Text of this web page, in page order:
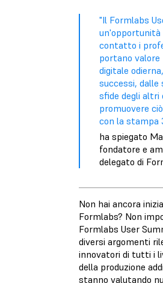
"Il Formlabs
contatto i
portano valore
digitale
successi, dalle
sfide degli altri
promuovere
con la stampa
ha spiegato
fondatore e
delegato di
Non hai ancora
Formlabs? Non
Formlabs User
diversi argomenti
innovatori di tutti i
della produzione
stanno valutando